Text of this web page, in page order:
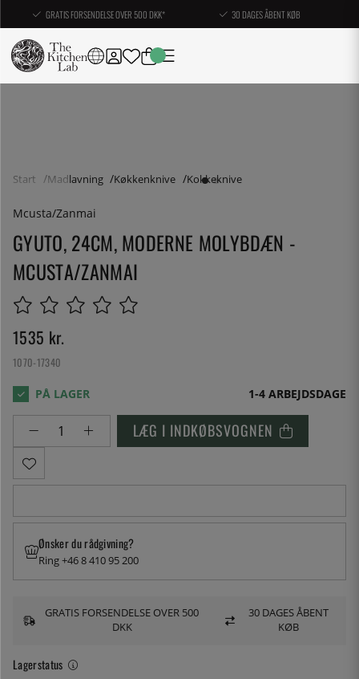
GRATIS FORSENDELSE OVER 500 DKK* 30 DAGES ÅBENT KØB
Start Madlavning Køkkenknive Kokkeknive
Mcusta/Zanmai
GYUTO, 24CM, MODERNE MOLYBDÆN -
MCUSTA/ZANMAI
1535 kr.
1070-17340
1-4 ARBEJDSDAGE
LÆG I INDKØBSVOGNEN
Lagerstatus
Ønsker du rådgivning?
Ring +46 8 410 95 200
GRATIS FORSENDELSE OVER 500
DKK
30 DAGES ÅBENT
KØB